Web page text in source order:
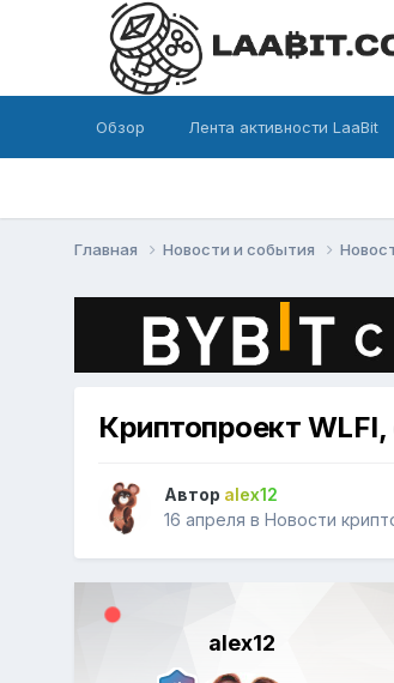
Обзор Лента активности LaaBit
Главная Новости и события
Криптопроект
Автор alex12
16 апреля вНовости
alex12